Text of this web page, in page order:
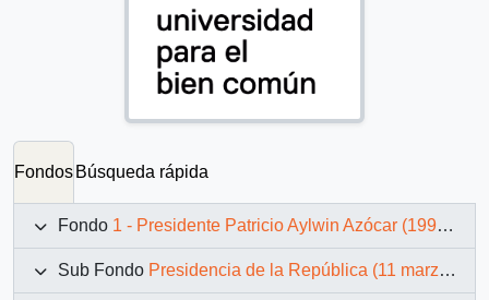
Fondos Búsqueda rápida
Fondo 1 - Presidente Patricio Aylwin Azócar (1990-1994)
Sub Fondo Presidencia de la República (11 marzo 1990 – 11 marzo 1994)